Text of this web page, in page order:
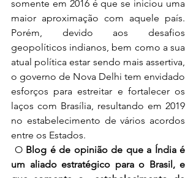
somente em 2016 é que se iniciou uma
maior aproximação com aquele país.
Porém, devido aos desafios
geopolíticos indianos, bem como a sua
atual política estar sendo mais assertiva,
o governo de Nova Delhi tem envidado
esforços para estreitar e fortalecer os
laços com Brasília, resultando em 2019
no estabelecimento de vários acordos
entre os Estados.
O Blog é de opinião de que a Índia é
um aliado estratégico para o Brasil, e